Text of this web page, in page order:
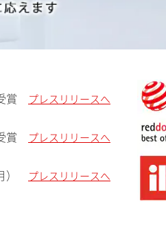
賞 プレスリリースへ
賞 プレスリリースへ
） プレスリリースへ